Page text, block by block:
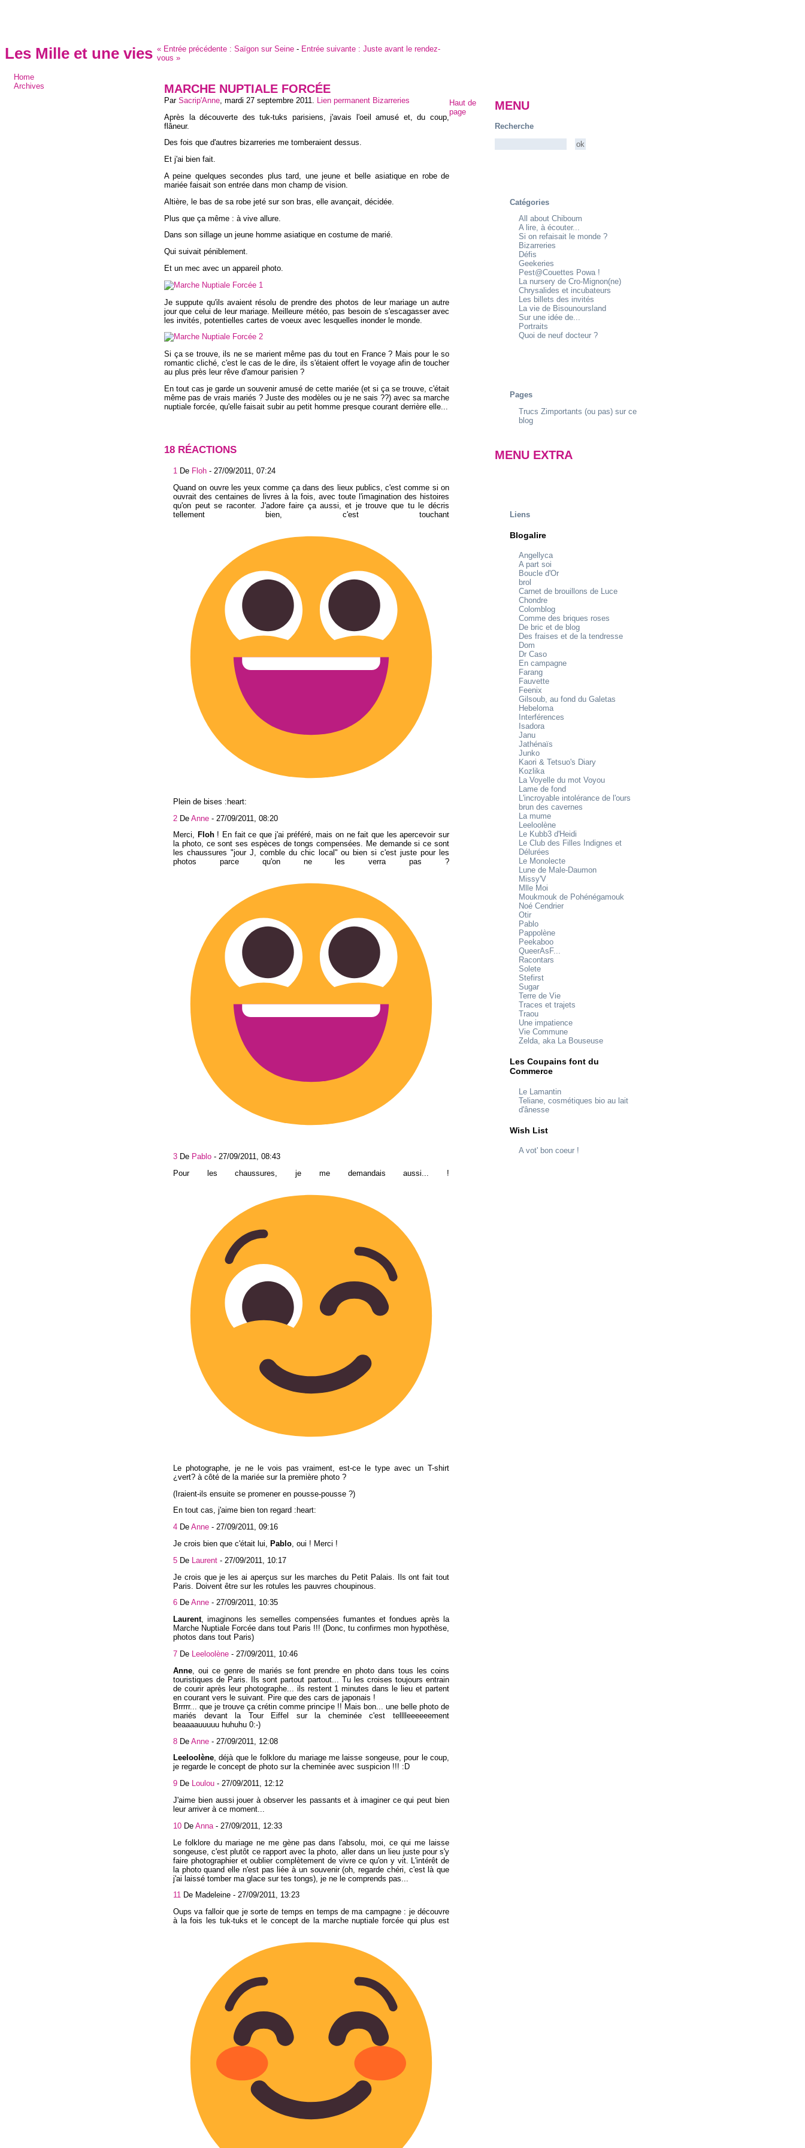
Les Mille et une vies
Home
Archives
« Entrée précédente : Saïgon sur Seine - Entrée suivante : Juste avant le rendez-
vous »
MARCHE NUPTIALE FORCÉE
Par Sacrip'Anne mardi 27 septembre 2011 Lien permanent Bizarreries
Après la découverte des tuk-tuks parisiens, j'avais l'oeil amusé et, du coup,
flâneur.
Des fois que d'autres bizarreries me tomberaient dessus.
Et j'ai bien fait.
A peine quelques secondes plus tard, une jeune et belle asiatique en robe de
mariée faisait son entrée dans mon champ de vision.
Altière, le bas de sa robe jeté sur son bras, elle avançait, décidée.
Plus que ça même : à vive allure.
Dans son sillage un jeune homme asiatique en costume de marié.
Qui suivait péniblement.
Et un mec avec un appareil photo.
Je suppute qu'ils avaient résolu de prendre des photos de leur mariage un autre
jour que celui de leur mariage. Meilleure météo, pas besoin de s'escagasser avec
les invités, potentielles cartes de voeux avec lesquelles inonder le monde.
Si ça se trouve, ils ne se marient même pas du tout en France ? Mais pour le so
romantic cliché, c'est le cas de le dire, ils s'étaient offert le voyage afin de toucher
au plus près leur rêve d'amour parisien ?
En tout cas je garde un souvenir amusé de cette mariée (et si ça se trouve, c'était
même pas de vrais mariés ? Juste des modèles ou je ne sais ??) avec sa marche
nuptiale forcée, qu'elle faisait subir au petit homme presque courant derrière elle...
18 RÉACTIONS
1 De Floh - 27/09/2011, 07:24
Quand on ouvre les yeux comme ça dans des lieux publics, c'est comme si on
ouvrait des centaines de livres à la fois, avec toute l'imagination des histoires
qu'on peut se raconter. J'adore faire ça aussi, et je trouve que tu le décris
tellement bien, c'est touchant
Plein de bises :heart:
2 De Anne - 27/09/2011, 08:20
Merci, Floh! En fait ce que j'ai préféré, mais on ne fait que les apercevoir sur
la photo, ce sont ses espèces de tongs compensées. Me demande si ce sont
les chaussures "jour J, comble du chic local" ou bien si c'est juste pour les
photos parce qu'on ne les verra pas ?
3 De Pablo - 27/09/2011, 08:43
Pour les chaussures, je me demandais aussi... !
Le photographe, je ne le vois pas vraiment, est-ce le type avec un T-shirt
¿vert? à côté de la mariée sur la première photo ?
(Iraient-ils ensuite se promener en pousse-pousse ?)
En tout cas, j'aime bien ton regard :heart:
4 De Anne - 27/09/2011, 09:16
Je crois bien que c'était lui, Pablo, oui ! Merci !
5 De Laurent - 27/09/2011, 10:17
Je crois que je les ai aperçus sur les marches du Petit Palais. Ils ont fait tout
Paris. Doivent être sur les rotules les pauvres choupinous.
6 De Anne - 27/09/2011, 10:35
Laurent, imaginons les semelles compensées fumantes et fondues après la
Marche Nuptiale Forcée dans tout Paris !!! (Donc, tu confirmes mon hypothèse,
photos dans tout Paris)
7 De Leeloolène - 27/09/2011, 10:46
Anne , oui ce genre de mariés se font prendre en photo dans tous les coins
touristiques de Paris. Ils sont partout partout... Tu les croises toujours entrain
de courir après leur photographe... ils restent 1 minutes dans le lieu et partent
en courant vers le suivant. Pire que des cars de japonais !
Brrrrr... que je trouve ça crétin comme principe !! Mais bon... une belle photo de
mariés devant la Tour Eiffel sur la cheminée c'est telllleeeeeement
beaaaauuuuu huhuhu 0:-)
8 De Anne - 27/09/2011, 12:08
Leeloolène, déjà que le folklore du mariage me laisse songeuse, pour le coup,
je regarde le concept de photo sur la cheminée avec suspicion !!! :D
9 De Loulou - 27/09/2011, 12:12
J'aime bien aussi jouer à observer les passants et à imaginer ce qui peut bien
leur arriver à ce moment...
10 De Anna - 27/09/2011, 12:33
Le folklore du mariage ne me gène pas dans l'absolu, moi, ce qui me laisse
songeuse, c'est plutôt ce rapport avec la photo, aller dans un lieu juste pour s'y
faire photographier et oublier complètement de vivre ce qu'on y vit. L'intérêt de
la photo quand elle n'est pas liée à un souvenir (oh, regarde chéri, c'est là que
j'ai laissé tomber ma glace sur tes tongs), je ne le comprends pas...
11 De Madeleine - 27/09/2011, 13:23
Oups va falloir que je sorte de temps en temps de ma campagne : je découvre
à la fois les tuk-tuks et le concept de la marche nuptiale forcée qui plus est
MENU
Recherche
Catégories
All about Chiboum
A lire, à écouter...
Si on refaisait le monde ?
Bizarreries
Défis
Geekeries
Pest@Couettes Powa !
La nursery de Cro-Mignon(ne)
Chrysalides et incubateurs
Les billets des invités
La vie de Bisounoursland
Sur une idée de...
Portraits
Quoi de neuf docteur ?
Pages
Trucs Zimportants (ou pas) sur ce
blog
MENU EXTRA
Liens
Blogalire
Angellyca
A part soi
Boucle d'Or
brol
Carnet de brouillons de Luce
Chondre
Colomblog
Comme des briques roses
De bric et de blog
Des fraises et de la tendresse
Dom
Dr Caso
En campagne
Farang
Fauvette
Feenix
Gilsoub, au fond du Galetas
Hebeloma
Interférences
Isadora
Janu
Jathénaïs
Junko
Kaori & Tetsuo's Diary
Kozlika
La Voyelle du mot Voyou
Lame de fond
L'incroyable intolérance de l'ours
brun des cavernes
La mume
Leeloolène
Le Kubb3 d'Heidi
Le Club des Filles Indignes et
Délurées
Le Monolecte
Lune de Male-Daumon
Missy'V
Mlle Moi
Moukmouk de Pohénégamouk
Noé Cendrier
Otir
Pablo
Pappolène
Peekaboo
QueerAsF...
Racontars
Solete
Stefirst
Sugar
Terre de Vie
Traces et trajets
Traou
Une impatience
Vie Commune
Zelda, aka La Bouseuse
Les Coupains font du
Commerce
Le Lamantin
Teliane, cosmétiques bio au lait
d'ânesse
Wish List
A vot' bon coeur !
Haut de
page